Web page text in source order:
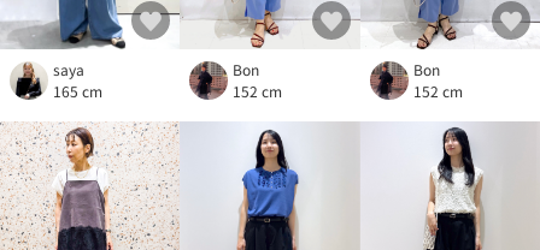
saya
165 cm
Bon
152 cm
Bon
152 cm